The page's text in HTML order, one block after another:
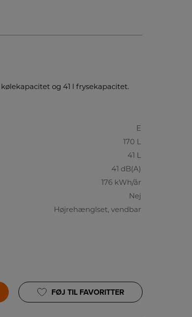
og 41 l frysekapacitet.
E
170 L
41 L
41 dB(A)
176 kWh/år
Nej
Højrehænglset, vendbar
FØJ TIL FAVORITTER